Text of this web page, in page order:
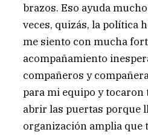
brazos. Eso ayuda
veces, quizás, la política
me siento con mucha
acompañamiento
compañeros y
para mi equipo y
abrir las puertas porque
organización amplia que